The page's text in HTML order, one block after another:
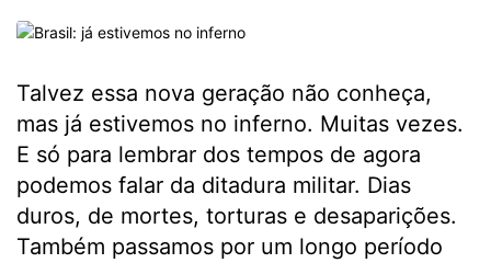
Talvez essa nova geração não conheça,
mas já estivemos no inferno. Muitas vezes.
E só para lembrar dos tempos de agora
podemos falar da ditadura militar. Dias
duros, de mortes, torturas e desaparições.
Também passamos por um longo período